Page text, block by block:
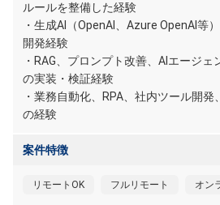
ルールを整備した経験
・生成AI（OpenAI、Azure OpenAI等
開発経験
・RAG、プロンプト改善、AIエージ
の実装・検証経験
・業務自動化、RPA、社内ツール開
の経験
案件特徴
リモートOK フルリモート オン